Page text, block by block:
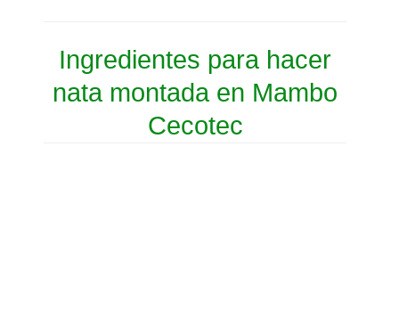
Ingredientes para hacer
nata montada en Mambo
Cecotec